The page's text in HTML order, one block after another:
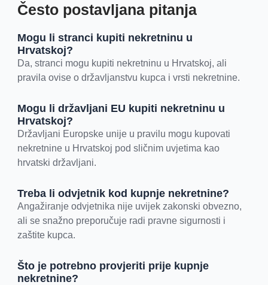
Često postavljana pitanja
Mogu li stranci kupiti nekretninu u
Hrvatskoj?
Da, stranci mogu kupiti nekretninu u Hrvatskoj, ali
pravila ovise o državljanstvu kupca i vrsti nekretnine.
Mogu li državljani EU kupiti nekretninu u
Hrvatskoj?
Državljani Europske unije u pravilu mogu kupovati
nekretnine u Hrvatskoj pod sličnim uvjetima kao
hrvatski državljani.
Treba li odvjetnik kod kupnje nekretnine?
Angažiranje odvjetnika nije uvijek zakonski obvezno,
ali se snažno preporučuje radi pravne sigurnosti i
zaštite kupca.
Što je potrebno provjeriti prije kupnje
nekretnine?